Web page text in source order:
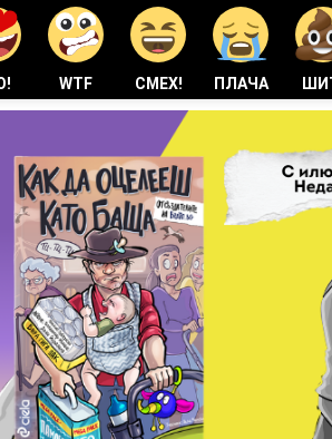
WTF СМЕХ! ПЛАЧА